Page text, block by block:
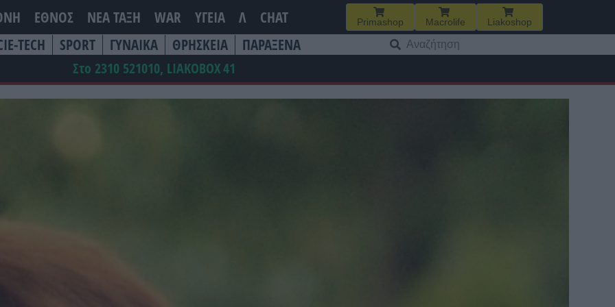
ΕΘΝΟΣ ΝΕΑ ΤΆΞΗ WAR ΥΓΕΙΑ Λ CHAT Primashop Macrolife Liakoshop
TECH SPORT ΓΥΝΑΙΚΑ ΘΡΗΣΚΕΙΑ ΠΑΡΑΞΕΝΑ
για:
Στο 2310 521010, LIAKOBOX41